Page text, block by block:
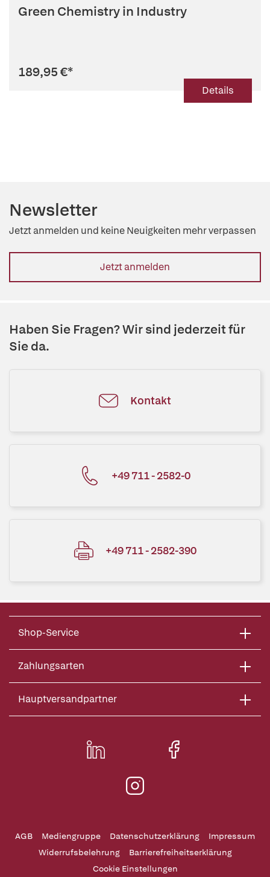
Green Chemistry in Industry
189,95 €*
Details
Newsletter
Jetzt anmelden und keine Neuigkeiten mehr verpassen
Jetzt anmelden
Haben Sie Fragen? Wir sind jederzeit für
Sie da.
Kontakt
+49 711 - 2582-0
+49 711 - 2582-390
Shop-Service
Zahlungsarten
Hauptversandpartner
AGB Mediengruppe Datenschutzerklärung
Impressum
Widerrufsbelehrung
Barrierefreiheitserklärung
Cookie Einstellungen